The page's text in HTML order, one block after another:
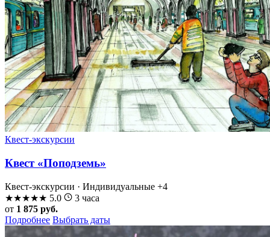
Квест-экскурсии
Квест «Поподземь»
Квест-экскурсии · Индивидуальные +4
★★★★★ 5.0
3 часа
от 1 875 руб.
Подробнее Выбрать даты